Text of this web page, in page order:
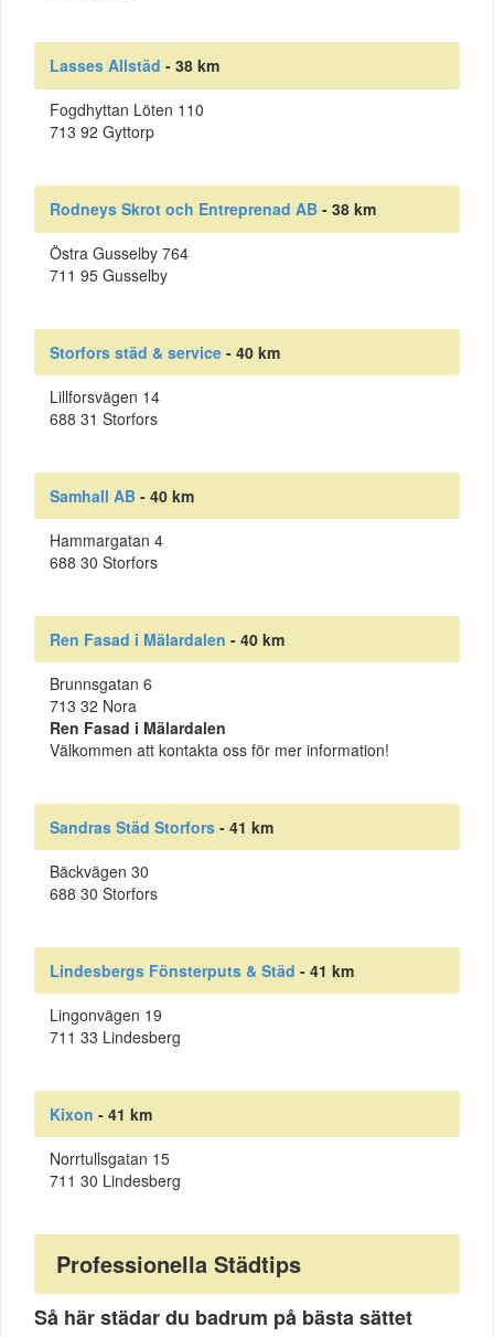
Lasses Allstäd - 38 km
Fogdhyttan Löten 110
713 92 Gyttorp
Rodneys Skrot och Entreprenad AB - 38 km
Östra Gusselby 764
711 95 Gusselby
Storfors städ & service - 40 km
Lillforsvägen 14
688 31 Storfors
Samhall AB - 40 km
Hammargatan 4
688 30 Storfors
Ren Fasad i Mälardalen - 40 km
Brunnsgatan 6
713 32 Nora
Ren Fasad i Mälardalen
Välkommen att kontakta oss för mer information!
Sandras Städ Storfors - 41 km
Bäckvägen 30
688 30 Storfors
Lindesbergs Fönsterputs & Städ - 41 km
Lingonvägen 19
711 33 Lindesberg
Kixon - 41 km
Norrtullsgatan 15
711 30 Lindesberg
Professionella Städtips
Så här städar du badrum på bästa sättet